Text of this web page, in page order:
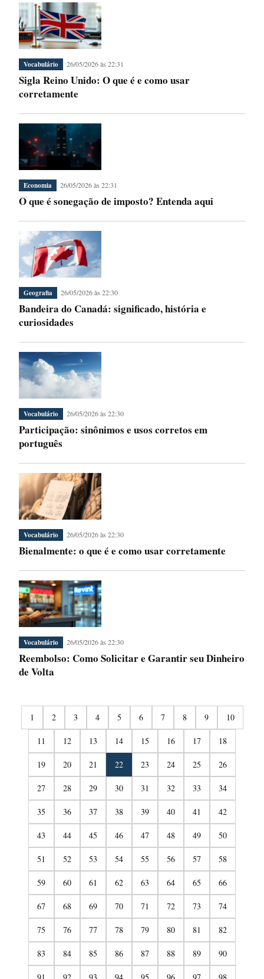
Vocabulário 26/05/2026 às 22:31
Sigla Reino Unido: O que é e como usar
corretamente
Economia 26/05/2026 às 22:31
O que é sonegação de imposto? Entenda aqui
Geografia 26/05/2026 às 22:30
Bandeira do Canadá: significado, história e
curiosidades
Vocabulário 26/05/2026 às 22:30
Participação: sinônimos e usos corretos em
português
Vocabulário 26/05/2026 às 22:30
Bienalmente: o que é e como usar corretamente
Vocabulário 26/05/2026 às 22:30
Reembolso: Como Solicitar e Garantir seu Dinheiro
de Volta
1 2 3 4 5 6 7 8 9 10
11 12 13 14 15 16 17 18
19 20 21 22 23 24 25 26
27 28 29 30 31 32 33 34
35 36 37 38 39 40 41 42
43 44 45 46 47 48 49 50
51 52 53 54 55 56 57 58
59 60 61 62 63 64 65 66
67 68 69 70 71 72 73 74
75 76 77 78 79 80 81 82
83 84 85 86 87 88 89 90
91 92 93 94 95 96 97 98